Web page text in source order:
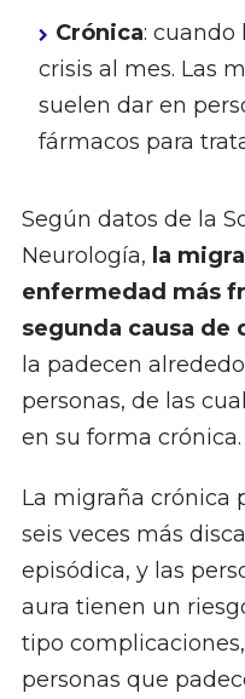
Crónica: cuando
crisis al mes. Las
suelen dar en
fármacos para
Según datos de la
Neurología, la
enfermedad más
segunda causa de
la padecen
personas, de las
en su forma crónica.
La migraña crónica
seis veces más
episódica, y las
aura tienen un
tipo
personas que